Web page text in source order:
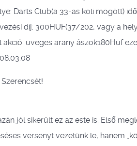
Darts Club(a 33-as koli mögött)
díj: 300HUF(37/202, vagy a
akció: üveges arany ászok180Huf
jól sikerült ez az este is. Első
versenyt vezetünk le, hanem